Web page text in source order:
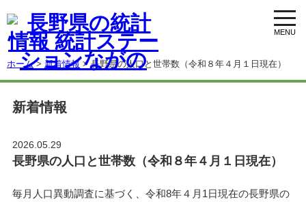
ホーム> 新着情報 > 長野県の人口と世帯数（令和８年４月１日現在）
新着情報
2026.05.29
長野県の人口と世帯数（令和８年４月１日現在）
毎月人口異動調査に基づく、令和8年４月1日現在の長野県の